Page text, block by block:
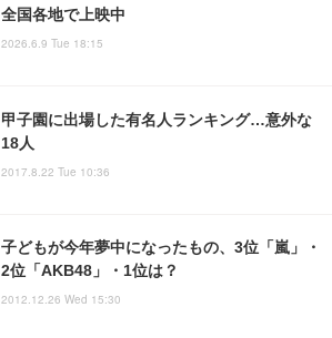
全国各地で上映中
2026.6.9 Tue 18:15
甲子園に出場した有名人ランキング…意外な
18人
2017.8.22 Tue 10:36
子どもが今年夢中になったもの、3位「嵐」・
2位「AKB48」・1位は？
2012.12.26 Wed 15:30